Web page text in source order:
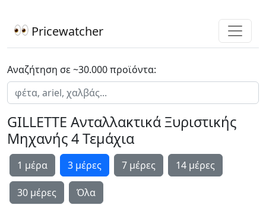
Pricewatcher
Αναζήτηση σε ~30.000 προϊόντα:
GILLETTE Ανταλλακτικά Ξυριστικής
Μηχανής 4 Τεμάχια
1 μέρα 3 μέρες 7 μέρες 14 μέρες
30 μέρες Όλα